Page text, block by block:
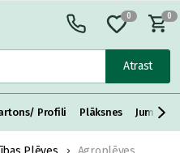
Atrast
0 0
Profili Plāksnes Jumta